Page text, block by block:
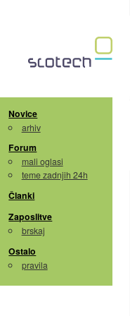
Novice
arhiv
Forum
mali oglasi
teme zadnjih 24h
Članki
Zaposlitve
brskaj
Ostalo
pravila